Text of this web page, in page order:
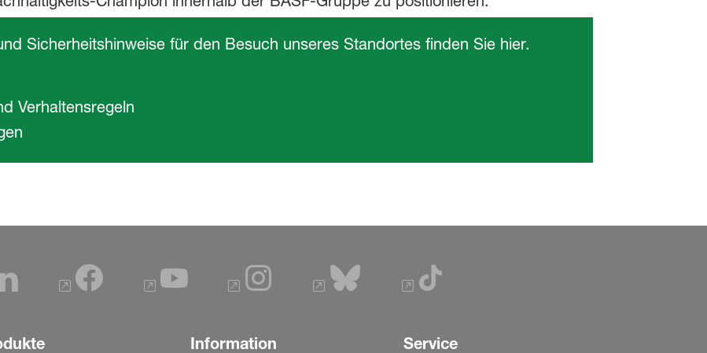
Sicherheitshinweise für den Besuch unseres Standortes finden Sie hier.
Verhaltensregeln
Information Service